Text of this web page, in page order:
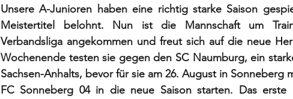
Unsere A-Junioren haben eine richtig starke Saison
Meistertitel belohnt. Nun ist die Mannschaft um
Verbandsliga angekommen und freut sich auf die neue
Wochenende testen sie gegen den SC Naumburg, ein
Sachsen-Anhalts, bevor für sie am 26. August in Sonneberg
FC Sonneberg 04 in die neue Saison starten. Das erste